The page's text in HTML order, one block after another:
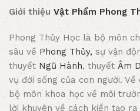
Giới thiệuVật Phẩm Phong
Phong Thủy Học là bộ môn
sâu về Phong Thủy,sự vận
thuyếtNgũ Hành, thuyết Âm
vụ đời sống của con người.
bộ môn khoa học về môi
lời khuyên về cách kiến tạo